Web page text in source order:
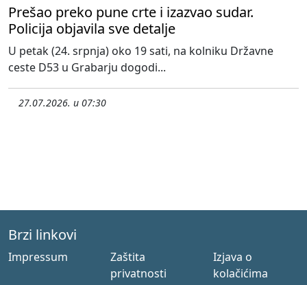
Prešao preko pune crte i izazvao sudar.
Policija objavila sve detalje
U petak (24. srpnja) oko 19 sati, na kolniku Državne
ceste D53 u Grabarju dogodi...
27.07.2026. u 07:30
Brzi linkovi
Impressum
Zaštita
privatnosti
Izjava o
kolačićima